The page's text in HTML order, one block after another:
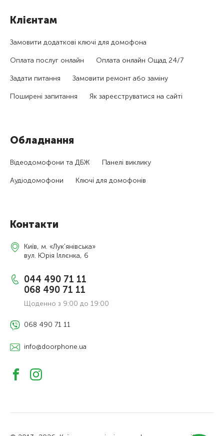
Клієнтам
Замовити додаткові ключі для домофона
Оплата послуг онлайн Оплата онлайн Ощад 24/7
Задати питання Замовити ремонт або заміну
Поширені запитання Як зареєструватися на сайті
Обладнання
Відеодомофони та ДБЖ Панелі виклику
Аудіодомофони Ключі для домофонів
Контакти
Київ, м. «Лук'янівська»
вул. Юрія Іллєнка, 6
044 490 71 11
068 490 71 11
Щоденно з 9:00 до 19:00
068 490 71 11
info@doorphone.ua